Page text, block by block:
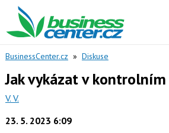
BusinessCenter.cz » Diskuse
Jak vykázat v
V. V.
23. 5. 2023 6:09